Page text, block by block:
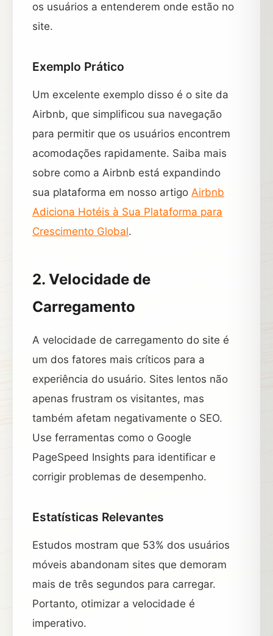
os usuários a entenderem onde estão no
site.
Exemplo Prático
Um excelente exemplo disso é o site da
Airbnb, que simplificou sua navegação
para permitir que os usuários encontrem
acomodações rapidamente. Saiba mais
sobre como a Airbnb está expandindo
sua plataforma em nosso artigo Airbnb
Adiciona Hotéis à Sua Plataforma para
Crescimento Global.
2. Velocidade de
Carregamento
A velocidade de carregamento do site é
um dos fatores mais críticos para a
experiência do usuário. Sites lentos não
apenas frustram os visitantes, mas
também afetam negativamente o SEO.
Use ferramentas como o Google
PageSpeed Insights para identificar e
corrigir problemas de desempenho.
Estatísticas Relevantes
Estudos mostram que 53% dos usuários
móveis abandonam sites que demoram
mais de três segundos para carregar.
Portanto, otimizar a velocidade é
imperativo.